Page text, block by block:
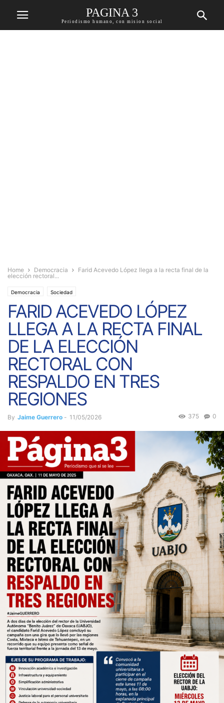
PAGINA 3
Periodismo humano, con mision social
Home Democracia
Farid Acevedo López llega a la recta final de la
elección rectoral...
Democracia Sociedad
FARID ACEVEDO LÓPEZ
LLEGA A LA RECTA FINAL
DE LA ELECCIÓN
RECTORAL CON
RESPALDO EN TRES
REGIONES
By Jaime Guerrero - 11/05/2026 0
375